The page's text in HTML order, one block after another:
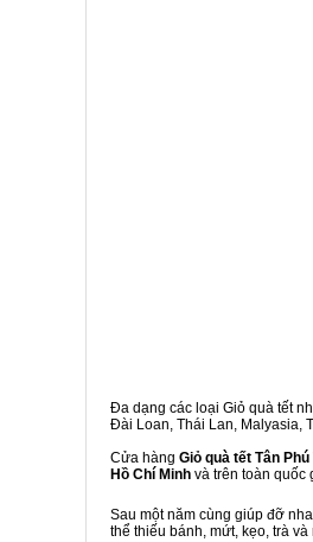
Đa dạng các loại Giỏ quà tết
Đài Loan, Thái Lan, Malyasia,
Cửa hàng Giỏ quà tết Tân
Hồ Chí Minh và trên toàn quốc
Sau một năm cùng giúp đỡ
thể thiếu bánh, mứt, kẹo, trà và